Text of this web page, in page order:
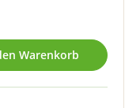
ein oder benutze die
Warenkorb